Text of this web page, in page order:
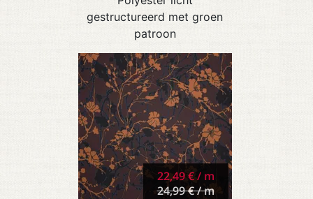
gestructureerd met groen
patroon
22,49 € / m
24,99 € / m